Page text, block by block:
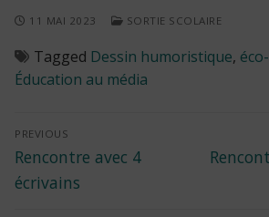
11 MAI 2023 SORTIE SCOLAIRE
Tagged Dessin humoristique,
Éducation au média
Navigation
de
PREVIOUS
Previous
post:
Rencontre avec 4
écrivains
Next